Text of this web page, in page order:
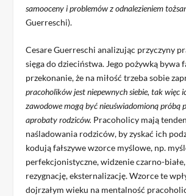
samooceny i problemów z odnalezieniem
Guerreschi).
Cesare Guerreschi analizując przyczyny
sięga do dzieciństwa. Jego pożywką bywa
przekonanie, że na miłość trzeba sobie
pracoholików jest niepewnych siebie, tak więc
zawodowe mogą być nieuświadomioną próbą
aprobaty rodziców. Pracoholicy mają
naśladowania rodziców, by zyskać ich
kodują fałszywe wzorce myślowe, np.
perfekcjonistyczne, widzenie czarno-
rezygnację, eksternalizację. Wzorce te
dojrzałym wieku na mentalność